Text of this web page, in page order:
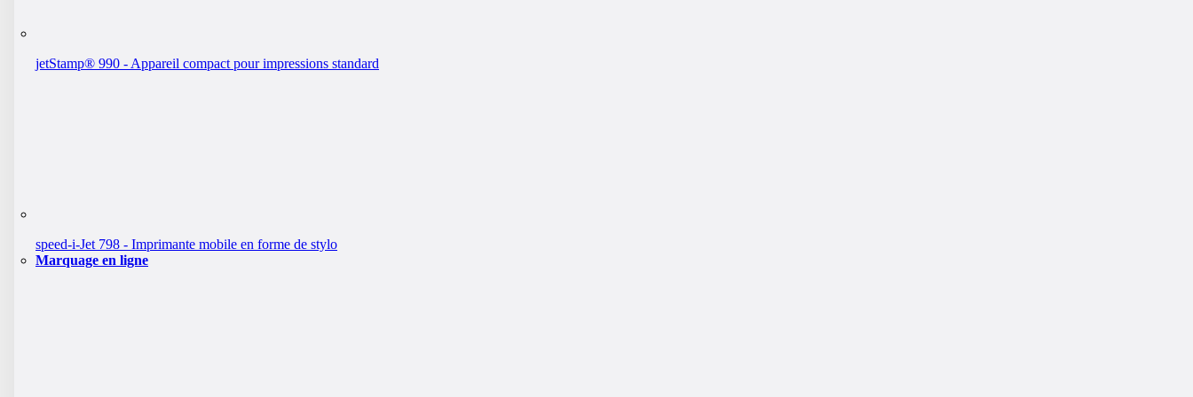
jetStamp® 990 - Appareil compact pour impressions standard
speed-i-Jet 798 - Imprimante mobile en forme de stylo
Marquage en ligne